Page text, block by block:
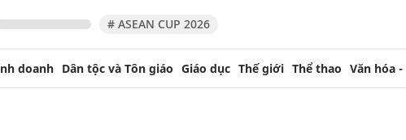
# ASEAN CUP 2026
doanh Dân tộc và Tôn giáo Giáo dục Thế giới Thể thao Văn hóa